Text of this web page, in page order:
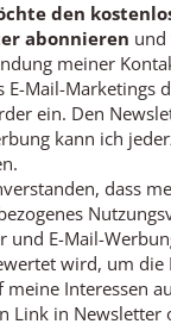
Abo
den
abonnieren und
meiner
E-Mail-Marketings
ein. Den
kann ich
dass
und E-Mail-
wird, um die
meine Interessen
Link in Newsletter